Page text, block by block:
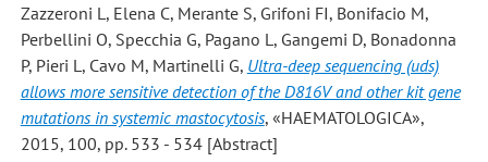
Zazzeroni L, Elena C, Merante S, Grifoni FI, Bonifacio M,
Perbellini O, Specchia G, Pagano L, Gangemi D, Bonadonna
P, Pieri L, Cavo M, Martinelli G, Ultra-deep sequencing (uds)
allows more sensitive detection of the D816V and other kit gene
mutations in systemic mastocytosis, «HAEMATOLOGICA»,
2015, 100, pp. 533 - 534 [Abstract]